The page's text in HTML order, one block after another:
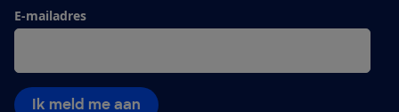
E-mailadres
Ik meld me aan